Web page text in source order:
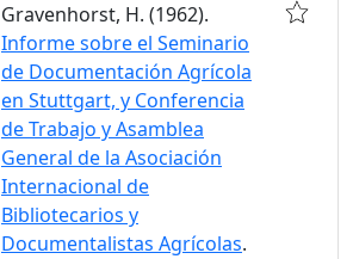
Gravenhorst, H. (1962).
Informe sobre el Seminario
de Documentación Agrícola
en Stuttgart, y Conferencia
de Trabajo y Asamblea
General de la Asociación
Internacional de
Bibliotecarios y
Documentalistas Agrícolas.